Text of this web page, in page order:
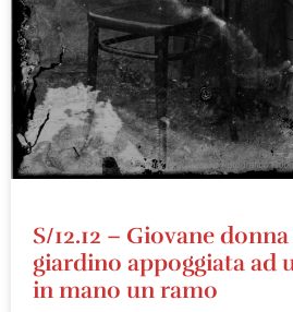
S/12.12 – Giovane
giardino appoggiata ad
in mano un ramo